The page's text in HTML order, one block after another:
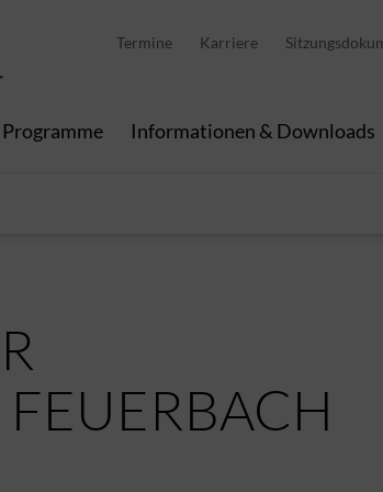
Termine Karriere
Informationen & Downloads